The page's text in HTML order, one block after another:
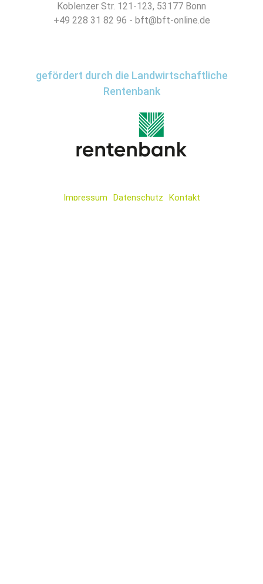
Koblenzer Str. 121-123, 53177 Bonn
+49 228 31 82 96 - bft@bft-online.de
gefördert durch die Landwirtschaftliche
Rentenbank
Impressum Datenschutz Kontakt